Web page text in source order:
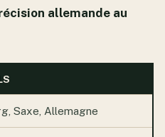
allemande au
Saxe, Allemagne